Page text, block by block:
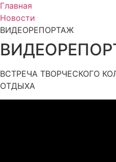
Главная
Новости
ВИДЕОРЕПОРТАЖ
ВСТРЕЧА ТВОРЧЕСКОГО
ОТДЫХА